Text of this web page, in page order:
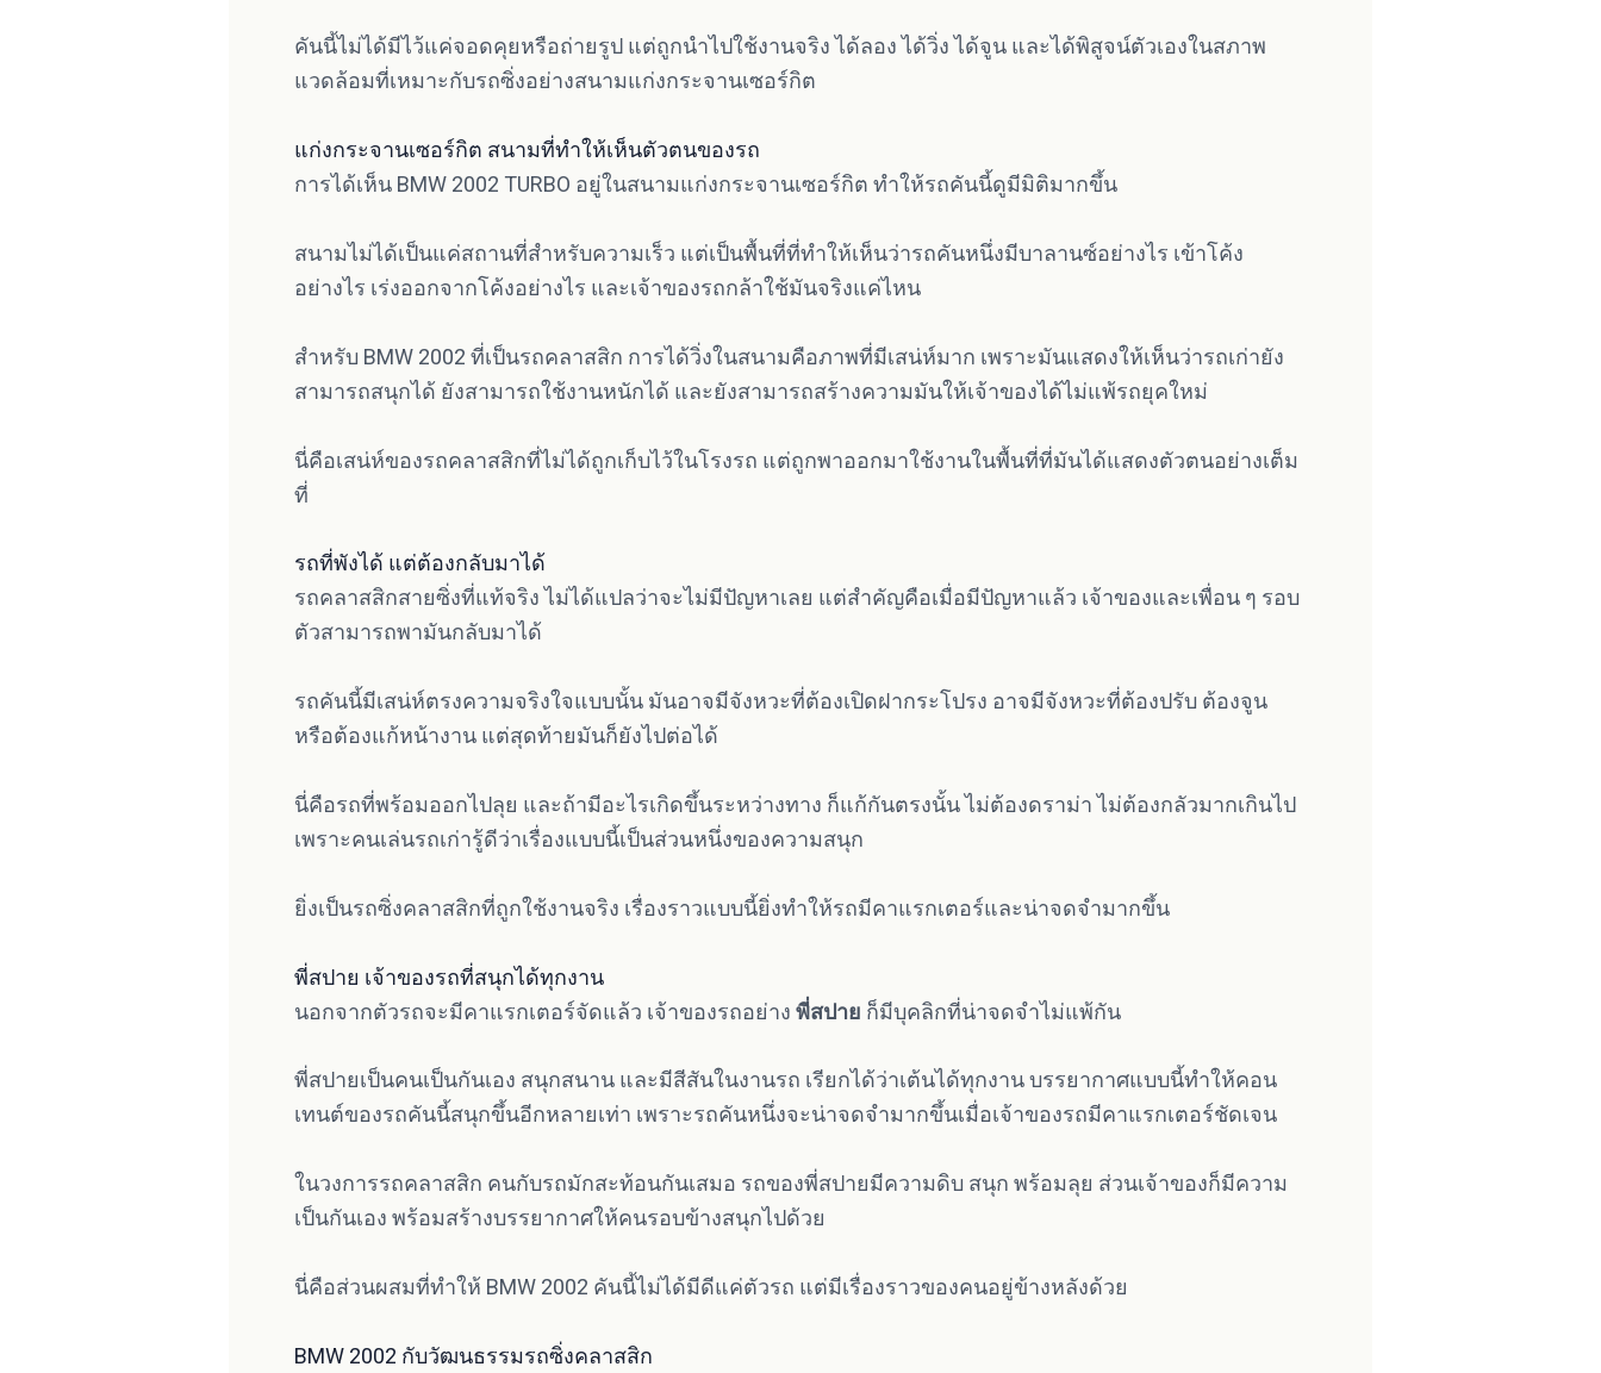
คันนี้ไม่ได้มีไว้แค่จอดคุยหรือถ่ายรูป แต่ถูกนำไปใช้งานจริง ได้ลอง ได้วิ่ง ได้จูน และได้พิสูจน์ตัวเองในสภาพ
แวดล้อมที่เหมาะกับรถซิ่งอย่างสนามแก่งกระจานเซอร์กิต
แก่งกระจานเซอร์กิต สนามที่ทำให้เห็นตัวตนของรถ
การได้เห็น BMW 2002 TURBO อยู่ในสนามแก่งกระจานเซอร์กิต ทำให้รถคันนี้ดูมีมิติมากขึ้น
สนามไม่ได้เป็นแค่สถานที่สำหรับความเร็ว แต่เป็นพื้นที่ที่ทำให้เห็นว่ารถคันหนึ่งมีบาลานซ์อย่างไร เข้าโค้ง
อย่างไร เร่งออกจากโค้งอย่างไร และเจ้าของรถกล้าใช้มันจริงแค่ไหน
สำหรับ BMW 2002 ที่เป็นรถคลาสสิก การได้วิ่งในสนามคือภาพที่มีเสน่ห์มาก เพราะมันแสดงให้เห็นว่ารถเก่ายัง
สามารถสนุกได้ ยังสามารถใช้งานหนักได้ และยังสามารถสร้างความมันให้เจ้าของได้ไม่แพ้รถยุคใหม่
นี่คือเสน่ห์ของรถคลาสสิกที่ไม่ได้ถูกเก็บไว้ในโรงรถ แต่ถูกพาออกมาใช้งานในพื้นที่ที่มันได้แสดงตัวตนอย่างเต็ม
ที่
รถที่พังได้ แต่ต้องกลับมาได้
รถคลาสสิกสายซิ่งที่แท้จริง ไม่ได้แปลว่าจะไม่มีปัญหาเลย แต่สำคัญคือเมื่อมีปัญหาแล้ว เจ้าของและเพื่อน ๆ รอบ
ตัวสามารถพามันกลับมาได้
รถคันนี้มีเสน่ห์ตรงความจริงใจแบบนั้น มันอาจมีจังหวะที่ต้องเปิดฝากระโปรง อาจมีจังหวะที่ต้องปรับ ต้องจูน
หรือต้องแก้หน้างาน แต่สุดท้ายมันก็ยังไปต่อได้
นี่คือรถที่พร้อมออกไปลุย และถ้ามีอะไรเกิดขึ้นระหว่างทาง ก็แก้กันตรงนั้น ไม่ต้องดราม่า ไม่ต้องกลัวมากเกินไป
เพราะคนเล่นรถเก่ารู้ดีว่าเรื่องแบบนี้เป็นส่วนหนึ่งของความสนุก
ยิ่งเป็นรถซิ่งคลาสสิกที่ถูกใช้งานจริง เรื่องราวแบบนี้ยิ่งทำให้รถมีคาแรกเตอร์และน่าจดจำมากขึ้น
พี่สปาย เจ้าของรถที่สนุกได้ทุกงาน
นอกจากตัวรถจะมีคาแรกเตอร์จัดแล้ว เจ้าของรถอย่าง พี่สปาย ก็มีบุคลิกที่น่าจดจำไม่แพ้กัน
พี่สปายเป็นคนเป็นกันเอง สนุกสนาน และมีสีสันในงานรถ เรียกได้ว่าเต้นได้ทุกงาน บรรยากาศแบบนี้ทำให้คอน
เทนต์ของรถคันนี้สนุกขึ้นอีกหลายเท่า เพราะรถคันหนึ่งจะน่าจดจำมากขึ้นเมื่อเจ้าของรถมีคาแรกเตอร์ชัดเจน
ในวงการรถคลาสสิก คนกับรถมักสะท้อนกันเสมอ รถของพี่สปายมีความดิบ สนุก พร้อมลุย ส่วนเจ้าของก็มีความ
เป็นกันเอง พร้อมสร้างบรรยากาศให้คนรอบข้างสนุกไปด้วย
นี่คือส่วนผสมที่ทำให้ BMW 2002 คันนี้ไม่ได้มีดีแค่ตัวรถ แต่มีเรื่องราวของคนอยู่ข้างหลังด้วย
BMW 2002 กับวัฒนธรรมรถซิ่งคลาสสิก